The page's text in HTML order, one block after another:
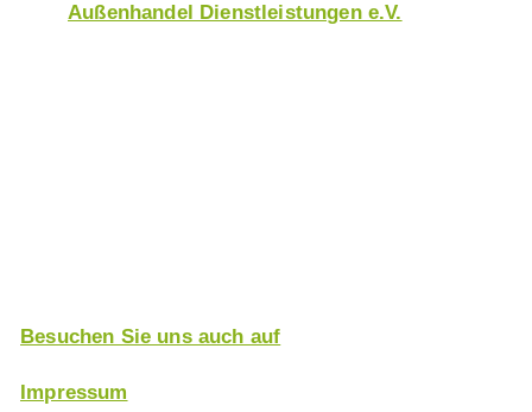
Außenhandel Dienstleistungen e.V.
Besuchen Sie uns auch auf
Impressum